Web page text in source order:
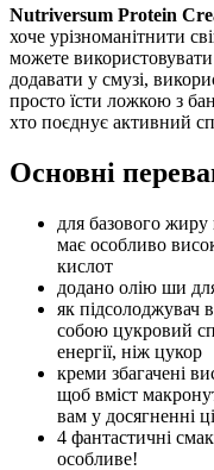
Nutriversum Protein
хоче урізноманітнити
можете
додавати у смузі,
просто їсти ложкою з
хто поєднує активний
Основні
для базового жиру
має особливо
кислот
додано олію ши
як підсолоджувач
собою цукровий
енергії, ніж цукор
креми збагачені
щоб вміст
вам у досягненні
4 фантастичні
особливе!